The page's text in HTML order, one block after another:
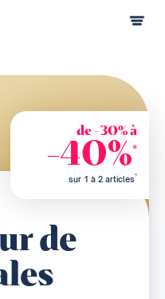
de
de -30% à
-40%*
sur 1 à 2 articles*